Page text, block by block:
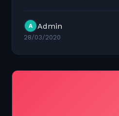
A Admin
28/03/2020